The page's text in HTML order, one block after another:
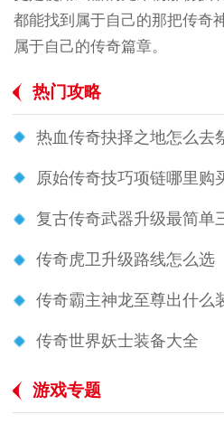
都能找到属于自己的那把传奇
属于自己的传奇篇章。
热门攻略
热血传奇抉择之地怎么去
原始传奇技巧项链哪里购
复古传奇武器升级最简单
传奇虎卫升级路线怎么选
传奇霸主神龙至尊出什么
传奇世界妖士装备大全
游戏专题